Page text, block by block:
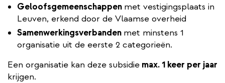
Geloofsgemeenschappen met vestigingsplaats in
Leuven, erkend door de Vlaamse overheid
Samenwerkingsverbanden met minstens 1
organisatie uit de eerste 2 categorieën.
Een organisatie kan deze subsidie max. 1 keer per jaar
krijgen.